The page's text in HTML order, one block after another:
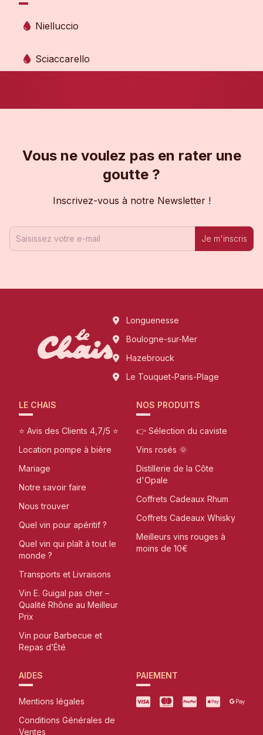
Nielluccio
Sciaccarello
Vous ne voulez pas en rater une
goutte ?
Inscrivez-vous à notre Newsletter !
Je m'inscris
Longuenesse
Boulogne-sur-Mer
Hazebrouck
Le Touquet-Paris-Plage
LE CHAIS
⭐ Avis des Clients 4,7/5 ⭐
Location pompe à bière
Mariage
Notre savoir faire
Nous trouver
Quel vin pour apéritif ?
Quel vin qui plaît à tout le
monde ?
Transports et Livraisons
Vin E. Guigal pas cher –
Qualité Rhône au Meilleur
Prix
Vin pour Barbecue et
Repas d’Été
NOS PRODUITS
👉 Sélection du caviste
Vins rosés 🌞
Distillerie de la Côte
d'Opale
Coffrets Cadeaux Rhum
Coffrets Cadeaux Whisky
Meilleurs vins rouges à
moins de 10€
AIDES
Mentions légales
Conditions Générales de
Ventes
PAIEMENT